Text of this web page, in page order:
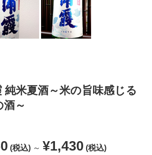
純米夏酒～米の旨味感じる
～
(税込) ～ ¥1,430 (税込)